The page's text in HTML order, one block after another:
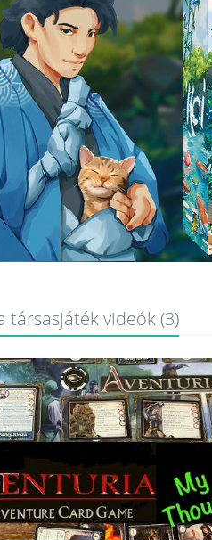
társasjáték videók (3)